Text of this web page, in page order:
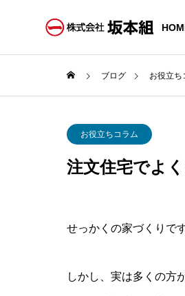
ブログ お役立ち
お役立ちコラム
注文住宅でよ
せっかくの家づくりで
しかし、実は多くの方